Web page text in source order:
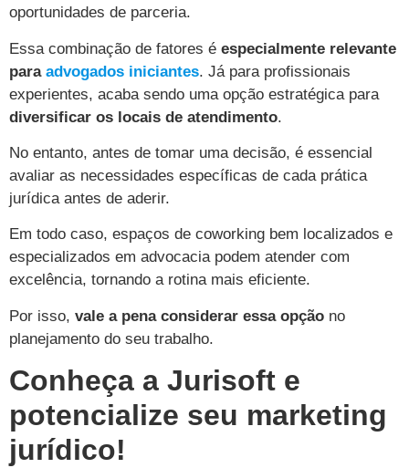
oportunidades de parceria.
Essa combinação de fatores é especialmente relevante
para advogados iniciantes. Já para profissionais
experientes, acaba sendo uma opção estratégica para
diversificar os locais de atendimento.
No entanto, antes de tomar uma decisão, é essencial
avaliar as necessidades específicas de cada prática
jurídica antes de aderir.
Em todo caso, espaços de coworking bem localizados e
especializados em advocacia podem atender com
excelência, tornando a rotina mais eficiente.
Por isso, vale a pena considerar essa opção no
planejamento do seu trabalho.
Conheça a Jurisoft e
potencialize seu marketing
jurídico!